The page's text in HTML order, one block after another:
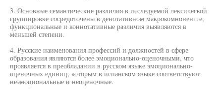
3. Основные семантические различия в исследуемой лексической
группировке сосредоточены в денотативном макрокомноненгге,
функциональные и коннотативные различия выявляются в
меньшей степени.
4. Русские наименования профессий и должностей в сфере
образования являются более эмоционально-оценочными, что
проявляется в преобладании в русском языке эмоционально-
оценочных единиц, которым в испанском языке соответствуют
неэмоциональные и неоценочные.